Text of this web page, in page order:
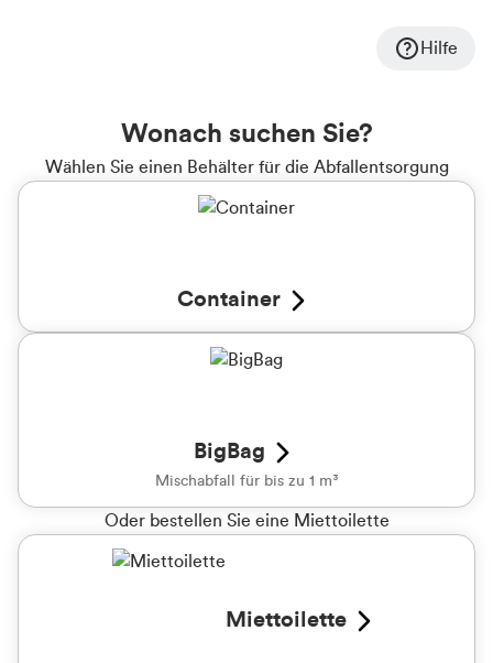
Hilfe
Wonach suchen Sie?
Wählen Sie einen Behälter für die Abfallentsorgung
Container
BigBag
Mischabfall für bis zu 1 m³
Oder bestellen Sie eine Miettoilette
Miettoilette